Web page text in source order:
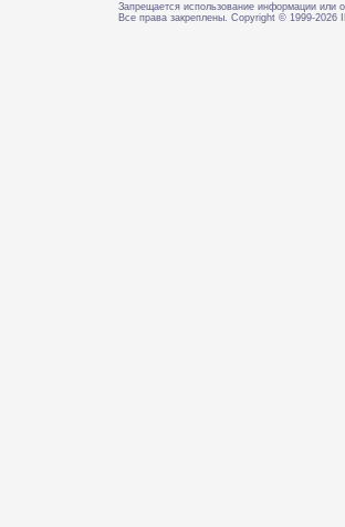
Запрещается использование информации или
Все права закреплены. Copyright © 1999-